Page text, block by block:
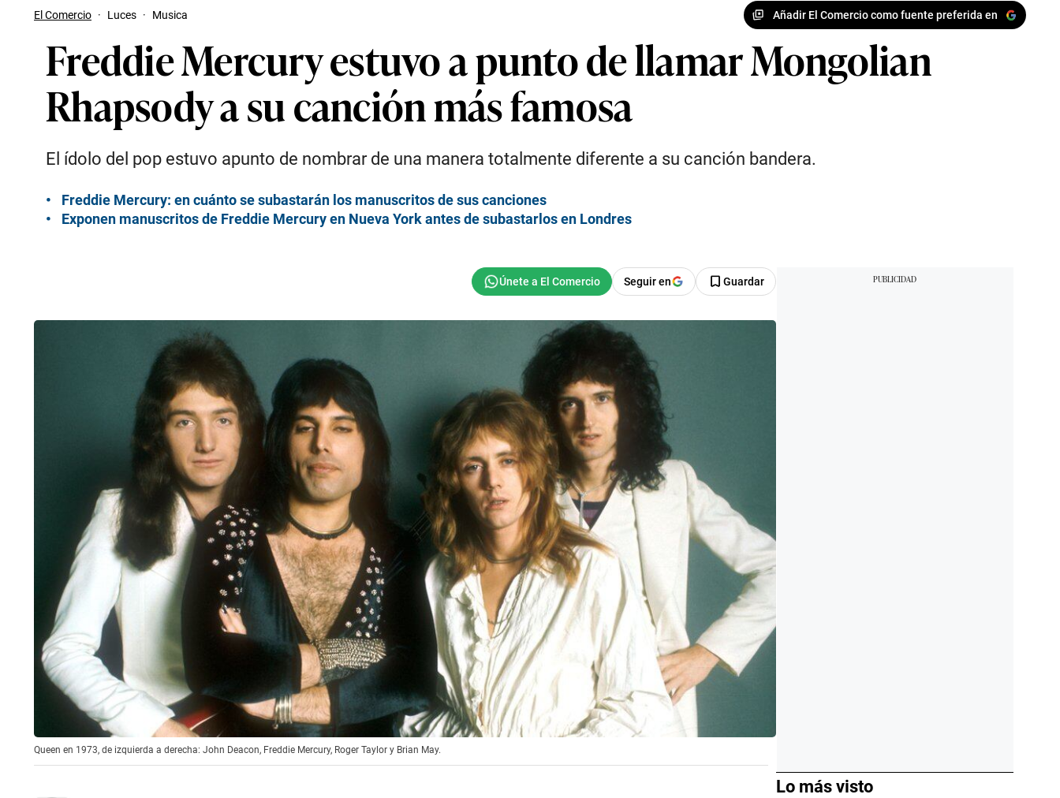
El Comercio · Luces · Musica Añadir El Comercio como fuente preferida en
Freddie Mercury estuvo a punto de llamar Mongolian
Rhapsody a su canción más famosa
El ídolo del pop estuvo apunto de nombrar de una manera totalmente diferente a su canción bandera.
Freddie Mercury: en cuánto se subastarán los manuscritos de sus canciones
Exponen manuscritos de Freddie Mercury en Nueva York antes de subastarlos en Londres
Seguir en Guardar
Queen en 1973, de izquierda a derecha: John Deacon, Freddie Mercury, Roger Taylor y Brian May.
Lo más visto